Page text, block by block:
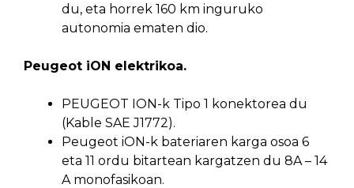
du, eta horrek 160 km inguruko
autonomia ematen dio.
Peugeot iON elektrikoa.
PEUGEOT ION-k Tipo 1 konektorea du
(Kable SAE J1772).
Peugeot iON-k bateriaren karga osoa 6
eta 11 ordu bitartean kargatzen du 8A – 14
A monofasikoan.